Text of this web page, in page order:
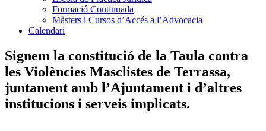
Formació Continuada
Màsters i Cursos d’Accés a l’Advocacia
Calendari
Signem la constitució de la Taula contra
les Violències Masclistes de Terrassa,
juntament amb l’Ajuntament i d’altres
institucions i serveis implicats.